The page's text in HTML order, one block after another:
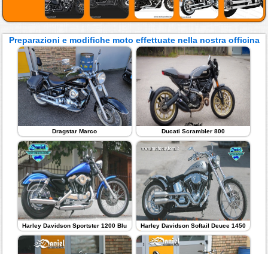
Preparazioni e modifiche moto effettuate nella nostra officina
Dragstar Marco Ducati Scrambler 800
Harley Davidson Sportster 1200 Blu Harley Davidson Softail Deuce 1450